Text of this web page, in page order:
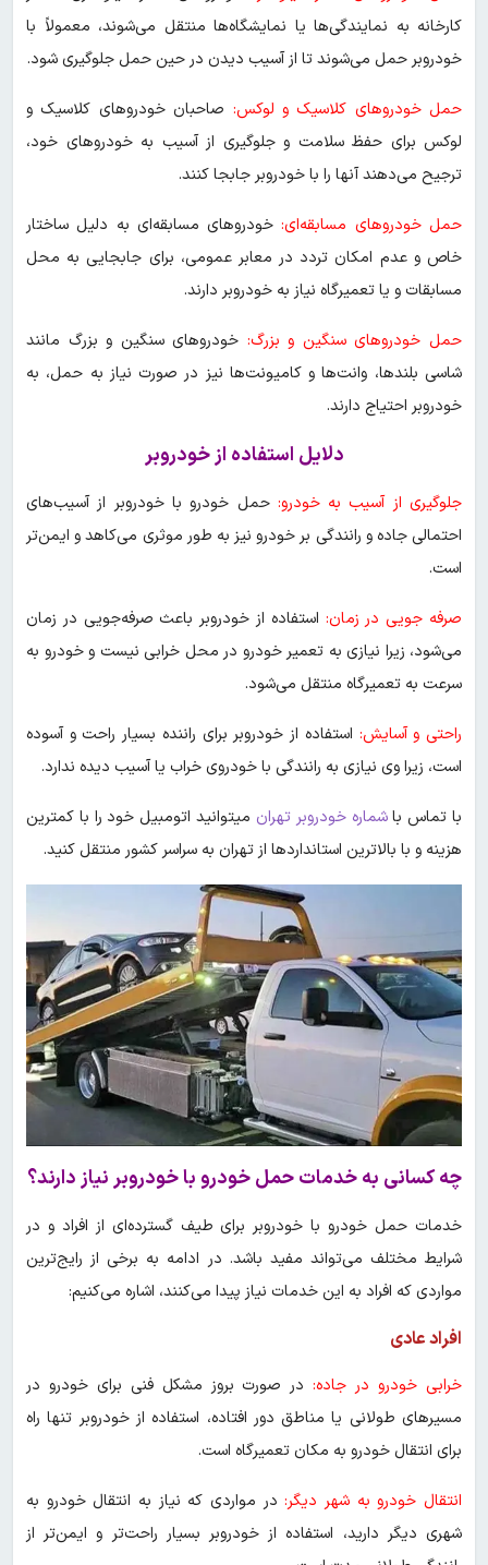
کارخانه به نمایندگی‌ها یا نمایشگاه‌ها منتقل می‌شوند، معمولاً با
خودروبر حمل می‌شوند تا از آسیب دیدن در حین حمل جلوگیری شود.
حمل خودروهای کلاسیک و لوکس: صاحبان خودروهای کلاسیک و
لوکس برای حفظ سلامت و جلوگیری از آسیب به خودروهای خود،
ترجیح می‌دهند آنها را با خودروبر جابجا کنند.
حمل خودروهای مسابقه‌ای: خودروهای مسابقه‌ای به دلیل ساختار
خاص و عدم امکان تردد در معابر عمومی، برای جابجایی به محل
مسابقات و یا تعمیرگاه نیاز به خودروبر دارند.
حمل خودروهای سنگین و بزرگ: خودروهای سنگین و بزرگ مانند
شاسی بلندها، وانت‌ها و کامیونت‌ها نیز در صورت نیاز به حمل، به
خودروبر احتیاج دارند.
دلایل استفاده از خودروبر
جلوگیری از آسیب به خودرو:حمل خودرو با خودروبر از آسیب‌های
احتمالی جاده و رانندگی بر خودرو نیز به طور موثری می‌کاهد و ایمن‌تر
است.
صرفه جویی در زمان: استفاده از خودروبر باعث صرفه‌جویی در زمان
می‌شود، زیرا نیازی به تعمیر خودرو در محل خرابی نیست و خودرو به
سرعت به تعمیرگاه منتقل می‌شود.
راحتی و آسایش: استفاده از خودروبر برای راننده بسیار راحت و آسوده
است، زیرا وی نیازی به رانندگی با خودروی خراب یا آسیب دیده ندارد.
با تماس باشماره خودروبر تهران میتوانید اتومبیل خود را با کمترین
هزینه و با بالاترین استانداردها از تهران به سراسر کشور منتقل کنید.
چه کسانی به خدمات حمل خودرو با خودروبر نیاز دارند؟
خدمات حمل خودرو با خودروبر برای طیف گسترده‌ای از افراد و در
شرایط مختلف می‌تواند مفید باشد. در ادامه به برخی از رایج‌ترین
مواردی که افراد به این خدمات نیاز پیدا می‌کنند، اشاره می‌کنیم:
افراد عادی
خرابی خودرو در جاده: در صورت بروز مشکل فنی برای خودرو در
مسیرهای طولانی یا مناطق دور افتاده، استفاده از خودروبر تنها راه
برای انتقال خودرو به مکان تعمیرگاه است.
انتقال خودرو به شهر دیگر: در مواردی که نیاز به انتقال خودرو به
شهری دیگر دارید، استفاده از خودروبر بسیار راحت‌تر و ایمن‌تر از